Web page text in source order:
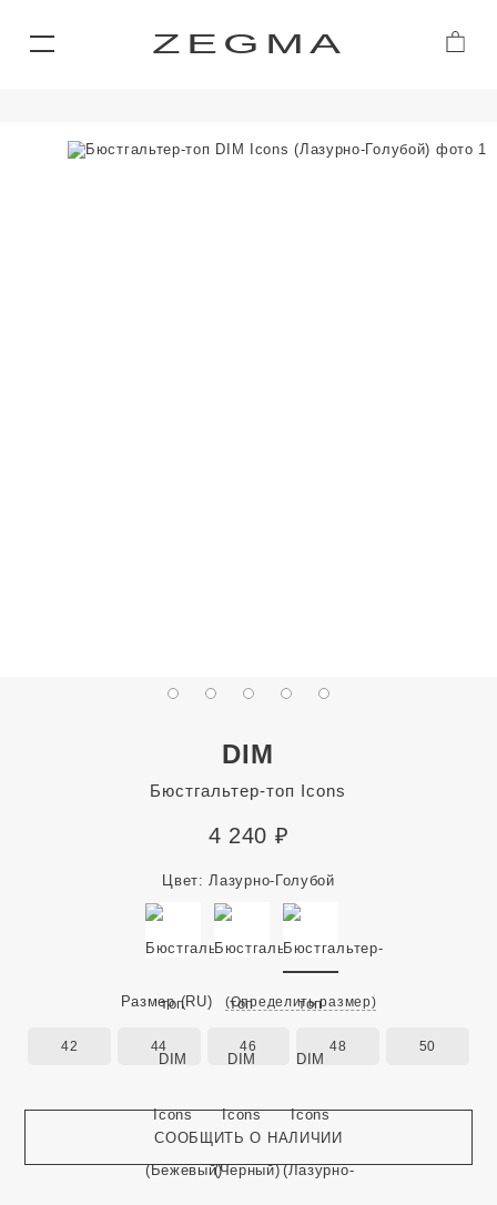
ZEGMA
DIM
Бюстгальтер-топ Icons
4 240 ₽
Цвет:Лазурно-Голубой
Размер(RU) (Определить размер)
42 44 46 48 50
СООБЩИТЬ О НАЛИЧИИ